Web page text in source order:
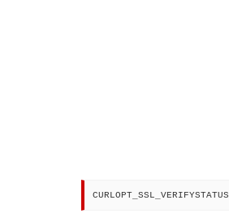
CURLOPT_SSL_VERIFYSTATUS